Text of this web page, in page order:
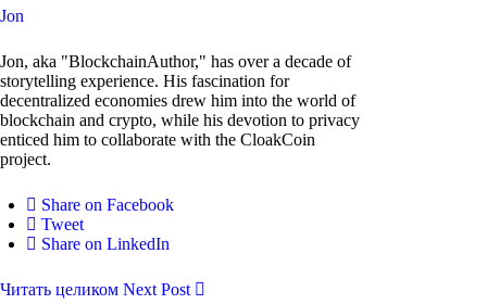
Jon
Jon, aka "BlockchainAuthor," has over a decade of
storytelling experience. His fascination for
decentralized economies drew him into the world of
blockchain and crypto, while his devotion to privacy
enticed him to collaborate with the CloakCoin
project.
Share on Facebook
Tweet
Share on LinkedIn
Читать целиком Next Post